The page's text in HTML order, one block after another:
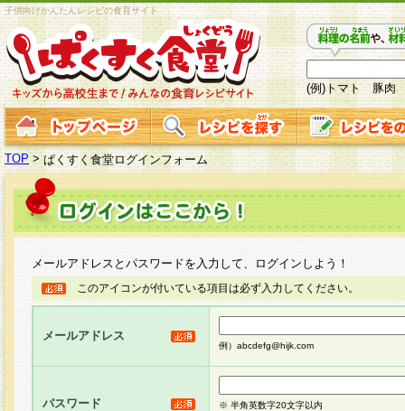
子供向けかんたんレシピの食育サイト
(例)トマト 豚肉
TOP > ぱくすく食堂ログインフォーム
メールアドレスとパスワードを入力して、ログインしよう！
このアイコンが付いている項目は必ず入力してください。
メールアドレス
例）abcdefg@hijk.com
パスワード ※ 半角英数字20文字以内